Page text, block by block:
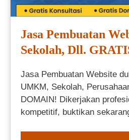
Jasa Pembuatan
Sekolah, Dll.
Jasa Pembuatan Website
UMKM, Sekolah,
DOMAIN! Dikerjakan
kompetitif, buktikan